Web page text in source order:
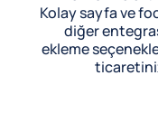
Kolay sayfa ve
diğer
ekleme